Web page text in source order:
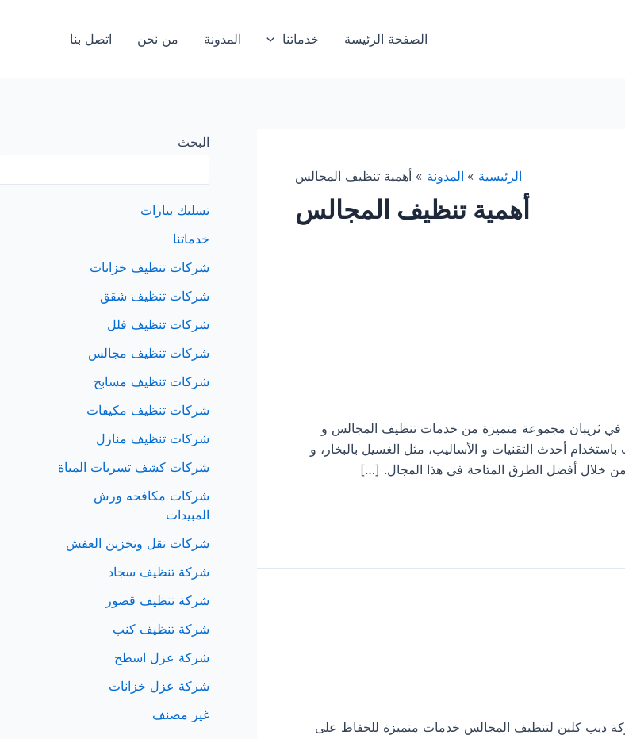
الصفحة الرئيسة خدماتنا المدونة من نحن اتصل بنا
الرئيسية المدونة أهمية تنظيف المجالس
أهمية تنظيف المجالس
تقدم شركة ديب كلين في ثريبان مجموعة متميزة من خدمات تنظيف المجالس و
أحدث التقنيات و الأساليب، مثل الغسيل بالبخار، و
من خلال أفضل الطرق المتاحة في هذا المجال. […]
0533413281 حيث تقدم لكم شركة ديب كلين لتنظيف المجالس خدمات متميزة للحفاظ على
البحث
تسليك بيارات
خدماتنا
شركات تنظيف خزانات
شركات تنظيف شقق
شركات تنظيف فلل
شركات تنظيف مجالس
شركات تنظيف مسابح
شركات تنظيف مكيفات
شركات تنظيف منازل
شركات كشف تسربات المياة
شركات مكافحه ورش
المبيدات
شركات نقل وتخزين العفش
شركة تنظيف سجاد
شركة تنظيف قصور
شركة تنظيف كنب
شركة عزل اسطح
شركة عزل خزانات
غير مصنف